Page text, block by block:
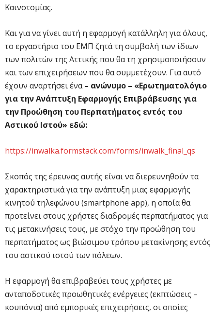
Καινοτομίας.
Και για να γίνει αυτή η εφαρμογή κατάλληλη για όλους,
το εργαστήριο του ΕΜΠ ζητά τη συμβολή των ίδιων
των πολιτών της Αττικής που θα τη χρησιμοποιήσουν
και των επιχειρήσεων που θα συμμετέχουν. Για αυτό
έχουν αναρτήσει ένα– ανώνυμο – «Ερωτηματολόγιο
για τηνΑνάπτυξη Εφαρμογής Επιβράβευσης για
την Προώθηση του Περπατήματος εντός του
Αστικού Ιστού» εδώ:
https://inwalka.formstack.com/forms/inwalk_final_qs
Σκοπός της έρευνας αυτής είναι να διερευνηθούν τα
χαρακτηριστικά για την ανάπτυξη μιας εφαρμογής
κινητού τηλεφώνου (smartphone app), η οποία θα
προτείνει στους χρήστες διαδρομές περπατήματος για
τις μετακινήσεις τους, με στόχο την προώθηση του
περπατήματος ως βιώσιμου τρόπου μετακίνησης εντός
του αστικού ιστού των πόλεων.
Η εφαρμογή θα επιβραβεύει τους χρήστες με
ανταποδoτικές προωθητικές ενέργειες (εκπτώσεις –
κουπόνια) από εμπορικές επιχειρήσεις, οι οποίες